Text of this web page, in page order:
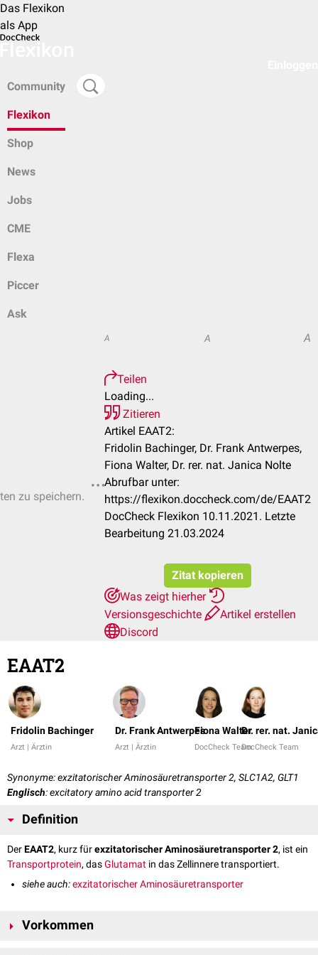
Das Flexikon
als App
Community
Flexikon
Shop
News
Jobs
CME
Flexa
Piccer
Ask
zu speichern.
A A A
Teilen
Loading...
Zitieren
Artikel EAAT2:
Fridolin Bachinger, Dr. Frank Antwerpes,
Fiona Walter, Dr. rer. nat. Janica Nolte
Abrufbar unter:
https://flexikon.doccheck.com/de/EAAT2
DocCheck Flexikon 10.11.2021. Letzte
Bearbeitung 21.03.2024
Zitat kopieren
Was zeigt hierher
Versionsgeschichte
Artikel erstellen
Discord
EAAT2
Fridolin Bachinger
Arzt | Ärztin
Dr. Frank Antwerpes
Arzt | Ärztin
Fiona Walter
DocCheck Team
Dr. rer. nat.
DocCheck Team
Synonyme: exzitatorischer Aminosäuretransporter 2, SLC1A2, GLT1
Englisch: excitatory amino acid transporter 2
Definition
DerEAAT2, kurz fürexzitatorischer Aminosäuretransporter 2, ist ein
Transportprotein, dasGlutamat in das Zellinnere transportiert.
siehe auch:exzitatorischer Aminosäuretransporter
Vorkommen